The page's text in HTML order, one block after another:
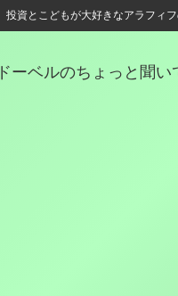
投資とこどもが大好きなアラフィフ
ドーベルのちょっと聞い